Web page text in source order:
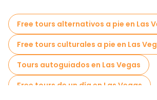
Free tours alternativos a pie en Las
Free tours culturales a pie en Las
Tours autoguiados en Las Vegas
Free tours de un día en Las Vegas